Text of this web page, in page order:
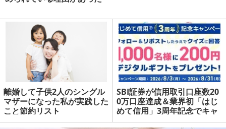
離婚して子供2人のシングル
マザーになった私が実践した
こと節約リスト
SBI証券が信用取引口座数20
0万口座達成＆業界初「はじ
めて信用」3周年記念でキャ
ンペーン実施 | マネーの達人